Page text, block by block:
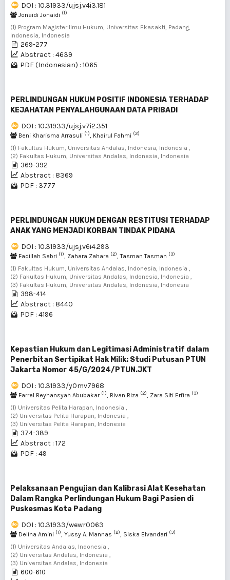
DOI : 10.31933/ujsj.v4i3.181
Jonaidi Jonaidi (1)
(1) Program Magister Ilmu Hukum, Universitas Ekasakti, Padang,
Indonesia, Indonesia
269-277
Abstract : 4639
PDF (Indonesian) : 1065
PERLINDUNGAN HUKUM POSITIF INDONESIA TERHADAP
KEJAHATAN PENYALAHGUNAAN DATA PRIBADI
DOI : 10.31933/ujsj.v7i2.351
Beni Kharisma Arrasuli (1) , Khairul Fahmi (2)
(1) Fakultas Hukum, Universitas Andalas, Indonesia, Indonesia ,
(2) Fakultas Hukum, Universitas Andalas, Indonesia, Indonesia
369-392
Abstract : 8369
PDF : 3777
PERLINDUNGAN HUKUM DENGAN RESTITUSI TERHADAP
ANAK YANG MENJADI KORBAN TINDAK PIDANA
DOI : 10.31933/ujsj.v6i4.293
Fadillah Sabri (1) , Zahara Zahara (2) , Tasman Tasman (3)
(1) Fakultas Hukum, Universitas Andalas, Indonesia, Indonesia ,
(2) Fakultas Hukum, Universitas Andalas, Indonesia, Indonesia ,
(3) Fakultas Hukum, Universitas Andalas, Indonesia, Indonesia
398-414
Abstract : 8440
PDF : 4196
Kepastian Hukum dan Legitimasi Administratif dalam
Penerbitan Sertipikat Hak Milik: Studi Putusan PTUN
Jakarta Nomor 45/G/2024/PTUN.JKT
DOI : 10.31933/y0mv7968
Farrel Reyhansyah Abubakar (1) , Rivan Riza (2) , Zara Siti Erfira (3)
(1) Universitas Pelita Harapan, Indonesia ,
(2) Universitas Pelita Harapan, Indonesia ,
(3) Universitas Pelita Harapan, Indonesia
374-389
Abstract : 172
PDF : 49
Pelaksanaan Pengujian dan Kalibrasi Alat Kesehatan
Dalam Rangka Perlindungan Hukum Bagi Pasien di
Puskesmas Kota Padang
DOI : 10.31933/wewr0063
Delina Amini (1) , Yussy A. Mannas (2) , Siska Elvandari (3)
(1) Universitas Andalas, Indonesia ,
(2) Universitas Andalas, Indonesia ,
(3) Universitas Andalas, Indonesia
600-610